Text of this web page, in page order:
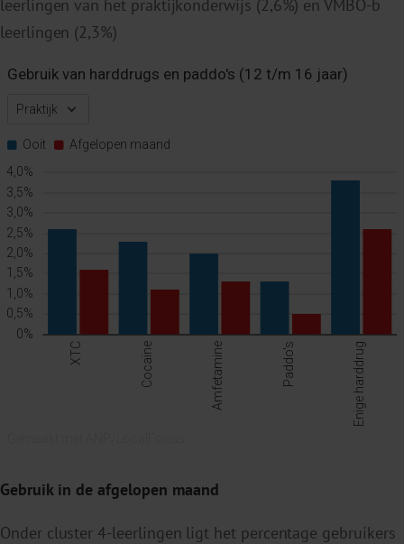
leerlingen van het praktijkonderwijs (2,6%) en VMBO-b
leerlingen (2,3%)
Gebruik in de afgelopen maand
Onder cluster 4-leerlingen ligt het percentage gebruikers